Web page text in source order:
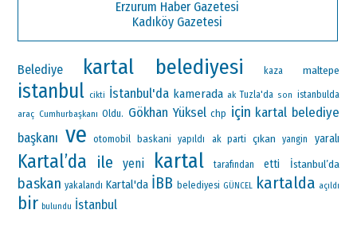
Erzurum Haber Gazetesi
Kadıköy Gazetesi
Belediye kartal belediyesi kaza maltepe
istanbul cikti İstanbul'da kamerada ak Tuzla'da son istanbulda
araç Cumhurbaşkanı Oldu. Gökhan Yüksel chp için kartal belediye
başkanı ve otomobil baskani yapıldı ak parti çıkan yangin yaralı
Kartal’da ile yeni kartal tarafından etti İstanbul’da
baskan yakalandı Kartal'da İBB belediyesi GÜNCEL kartalda açıldı
bir bulundu İstanbul